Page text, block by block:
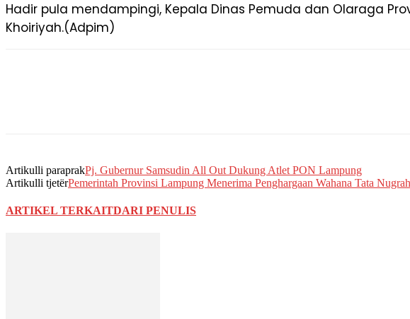
Hadir pula mendampingi, Kepala Dinas Pemuda dan Olaraga
Khoiriyah.(Adpim)
Artikulli paraprakPj. Gubernur Samsudin All Out Dukung Atlet PON Lampung
Artikulli tjetërPemerintah Provinsi Lampung Menerima Penghargaan Wahana Tata
ARTIKEL TERKAITDARI PENULIS